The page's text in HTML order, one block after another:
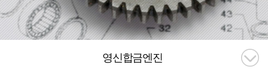
영신합금엔진